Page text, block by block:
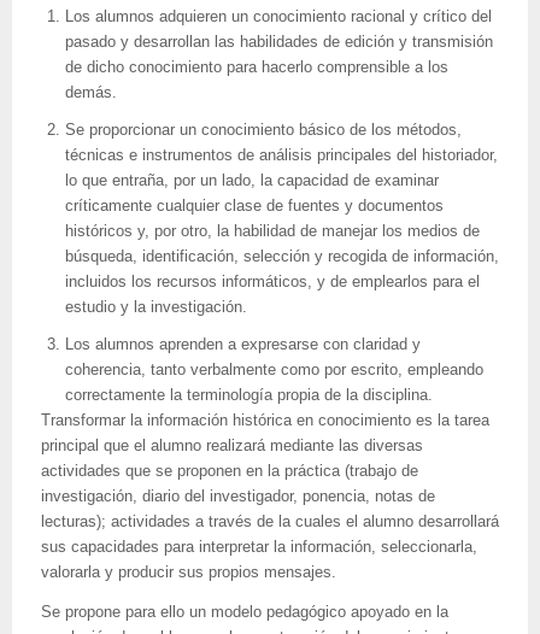
Los alumnos adquieren un conocimiento racional y crítico del
pasado y desarrollan las habilidades de edición y transmisión
de dicho conocimiento para hacerlo comprensible a los
demás.
Se proporcionar un conocimiento básico de los métodos,
técnicas e instrumentos de análisis principales del historiador,
lo que entraña, por un lado, la capacidad de examinar
críticamente cualquier clase de fuentes y documentos
históricos y, por otro, la habilidad de manejar los medios de
búsqueda, identificación, selección y recogida de información,
incluidos los recursos informáticos, y de emplearlos para el
estudio y la investigación.
Los alumnos aprenden a expresarse con claridad y
coherencia, tanto verbalmente como por escrito, empleando
correctamente la terminología propia de la disciplina.
Transformar la información histórica en conocimiento es la tarea
principal que el alumno realizará mediante las diversas
actividades que se proponen en la práctica (trabajo de
investigación, diario del investigador, ponencia, notas de
lecturas); actividades a través de la cuales el alumno desarrollará
sus capacidades para interpretar la información, seleccionarla,
valorarla y producir sus propios mensajes.
Se propone para ello un modelo pedagógico apoyado en la